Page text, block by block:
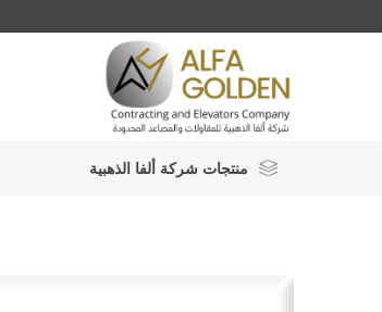
منتجات شركة ألفا الذهبية